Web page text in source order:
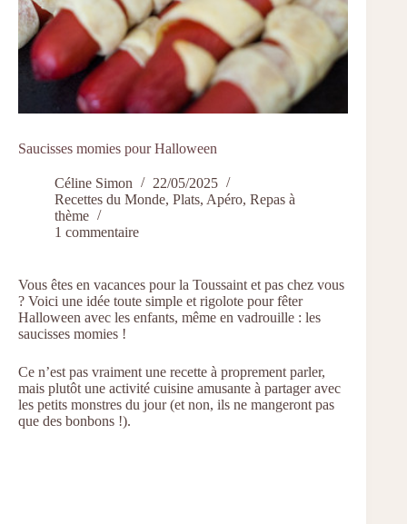
Saucisses momies pour Halloween
Céline Simon
22/05/2025
Recettes du Monde, Plats, Apéro, Repas à
thème
1 commentaire
Vous êtes en vacances pour la Toussaint et pas chez vous
? Voici une idée toute simple et rigolote pour fêter
Halloween avec les enfants, même en vadrouille : les
saucisses momies !
Ce n’est pas vraiment une recette à proprement parler,
mais plutôt une activité cuisine amusante à partager avec
les petits monstres du jour (et non, ils ne mangeront pas
que des bonbons !).